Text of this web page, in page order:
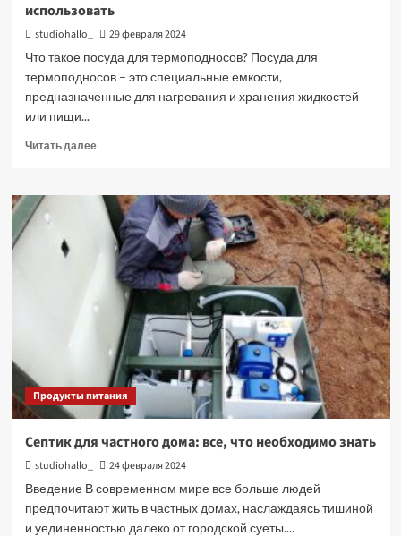
использовать
studiohallo_
29 февраля 2024
Что такое посуда для термоподносов? Посуда для
термоподносов – это специальные емкости,
предназначенные для нагревания и хранения жидкостей
или пищи...
Читать далееПрочитать
Посуда
для
термоподносов:
правильно
выбрать
использовать
Продукты питания
Септик для частного дома: все, что необходимо знать
studiohallo_
24 февраля 2024
Введение В современном мире все больше людей
предпочитают жить в частных домах, наслаждаясь тишиной
и уединенностью далеко от городской суеты....